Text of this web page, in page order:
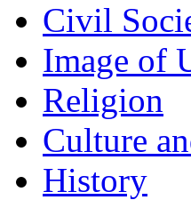
Civil
Image of
Religion
Culture
History